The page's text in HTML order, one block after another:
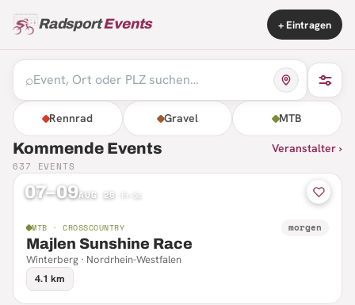
RadsportEvents + Eintragen
⌕
Rennrad Gravel MTB
Kommende Events Veranstalter ›
637 EVENTS
07–09AUG 26 Fr–So
MTB · CROSSCOUNTRY morgen
Majlen Sunshine Race
Winterberg · Nordrhein-Westfalen
4.1 km